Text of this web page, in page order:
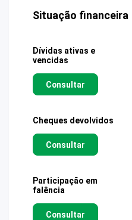
Situação financeira
Dívidas ativas e
vencidas
Consultar
Cheques devolvidos
Consultar
Participação em
falência
Consultar